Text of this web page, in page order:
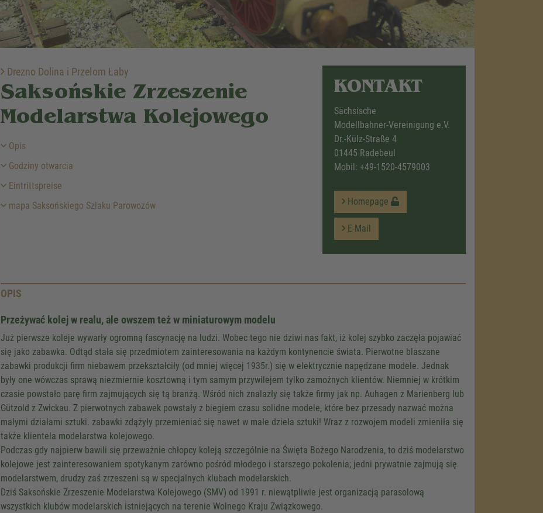
Drezno Dolina i Przełom Łaby
Saksońskie Zrzeszenie
Modelarstwa Kolejowego
Opis
Godziny otwarcia
Eintrittspreise
mapa Saksońskiego Szlaku Parowozów
KONTAKT
Sächsische
Modellbahner-Vereinigung e.V.
Dr.-Külz-Straße 4
01445 Radebeul
Mobil: +49-1520-4579003
Homepage
E-Mail
OPIS
Przeżywać kolej w realu, ale owszem też w miniaturowym modelu
Już pierwsze koleje wywarły ogromną fascynację na ludzi. Wobec tego nie dziwi nas fakt, iż kolej szybko zaczęła pojawiać
się jako zabawka. Odtąd stała się przedmiotem zainteresowania na każdym kontynencie świata. Pierwotne blaszane
zabawki produkcji firm niebawem przekształciły (od mniej więcej 1935r.) się w elektrycznie napędzane modele. Jednak
były one wówczas sprawą niezmiernie kosztowną i tym samym przywilejem tylko zamożnych klientów. Niemniej w krótkim
czasie powstało parę firm zajmujących się tą branżą. Wśród nich znalazły się także firmy jak np. Auhagen z Marienberg lub
Gützold z Zwickau. Z pierwotnych zabawek powstały z biegiem czasu solidne modele, które bez przesady nazwać można
małymi działami sztuki. zabawki zdążyły przemieniać się nawet w małe dzieła sztuki! Wraz z rozwojem modeli zmieniła się
także klientela modelarstwa kolejowego.
Podczas gdy najpierw bawili się przeważnie chłopcy koleją szczególnie na Święta Bożego Narodzenia, to dziś modelarstwo
kolejowe jest zainteresowaniem spotykanym zarówno pośród młodego i starszego pokolenia; jedni prywatnie zajmują się
modelarstwem, drudzy zaś zrzeszeni są w specjalnych klubach modelarskich.
Dziś Saksońskie Zrzeszenie Modelarstwa Kolejowego (SMV) od 1991 r. niewątpliwie jest organizacją parasolową
wszystkich klubów modelarskich istniejących na terenie Wolnego Kraju Związkowego.